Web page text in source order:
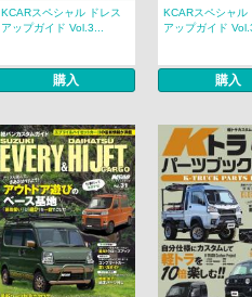
KCARスペシャル ドレス
アップガイド Vol.3...
購入
KCARスペシャル
アップガイド
購入